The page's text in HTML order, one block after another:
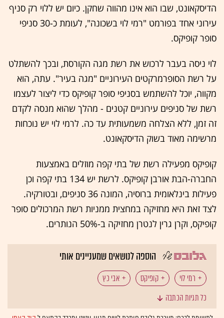
הדיסקאונט, שבו הוא אינו מהווה שחקן. כיום יש ללוי רק סניף
עירוני אחד בפורמט "רמי לוי בשכונה", לעומת כ-30 סניפי
סופר קופיקס.
לוי ניסה בעבר לרכוש את רשת מגה הקורסת, ובכך להשתלט
על רשת הסופרמרקטים העירוניים "מגה בעיר". עתה, הוא
מקווה, יוכל להשתמש בסניפי סופר קופיקס כדי ליצור לעצמו
רשת של סניפים עירוניים קטנים - מהלך שהוא מנסה לקדם
זה זמן, ללא הצלחה משמעותית עד כה. לרמי לוי יש נוכחות
מרשימה מאוד בשוק הדיסקאונט.
קופיקס מפעילה רשת של בתי קפה מוזלים באמצעות
החברה-הבת אורבן קופיקס. לרשת יש 134 בתי קפה וכן
פעילות בינלאומית ברוסיה, המונה 36 סניפים, ובטורקיה.
לצד זאת היא מחזיקה במחצית ממניות רשת המרכולים סופר
קופיקס, וקרן גרין לנטרן מחזיקה ב-50% הנותרים.
הוספה לנושאים שמעניינים אותי
רמי לוי קופיקס
אבי כץ
כל תגיות הכתבה